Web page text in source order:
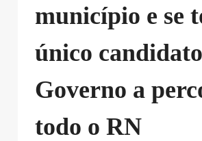
município e se
único
Governo a
todo o RN